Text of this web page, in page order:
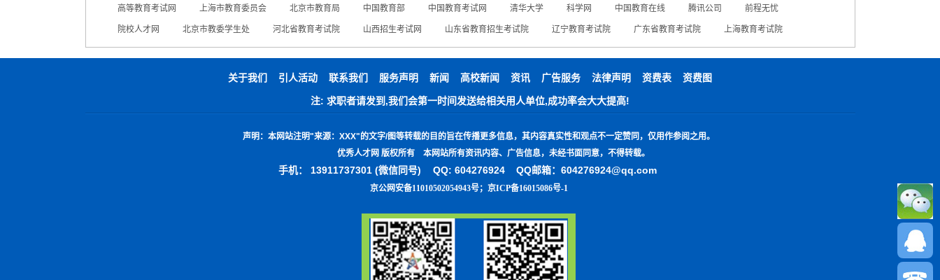
高等教育考试网 上海市教育委员会 北京市教育局 中国教育部 中国教育考试网 清华大学 科学网 中国教育在线 腾讯公司 前程无忧
院校人才网 北京市教委学生处 河北省教育考试院 山西招生考试网 山东省教育招生考试院 辽宁教育考试院 广东省教育考试院 上海教育考试院
关于我们 引人活动 联系我们 服务声明 新闻 高校新闻 资讯 广告服务 法律声明 资费表 资费图
注: 求职者请发到,我们会第一时间发送给相关用人单位,成功率会大大提高!
声明： 本网站注明"来源： XXX" 的文字/图等转载的目的旨在传播更多信息，其内容真实性和观点不一定赞同，仅用作参阅之用。
优秀人才网 版权所有 本网站所有资讯内容、广告信息，未经书面同意，不得转载。
手机： 13911737301 (微信同号) QQ: 604276924 QQ邮箱：604276924@qq.com
京公网安备11010502054943号； 京ICP备16015086号-1